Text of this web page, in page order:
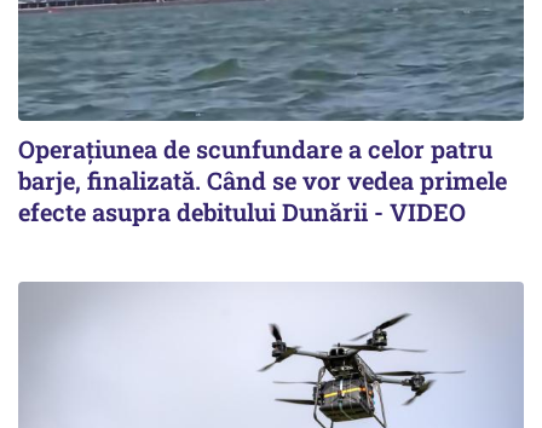
Operațiunea de scunfundare a celor patru
barje, finalizată. Când se vor vedea primele
efecte asupra debitului Dunării - VIDEO